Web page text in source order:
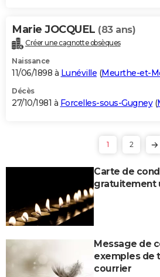
Marie JOCQUEL (83 ans)
Créer une cagnotte obsèques
Naissance
11/06/1898 à Lunéville (Meurthe-et-
Décès
27/10/1981 à Forcelles-sous-Gugney(
1 2
Carte de
gratuitement
Message de
exemples de
courrier